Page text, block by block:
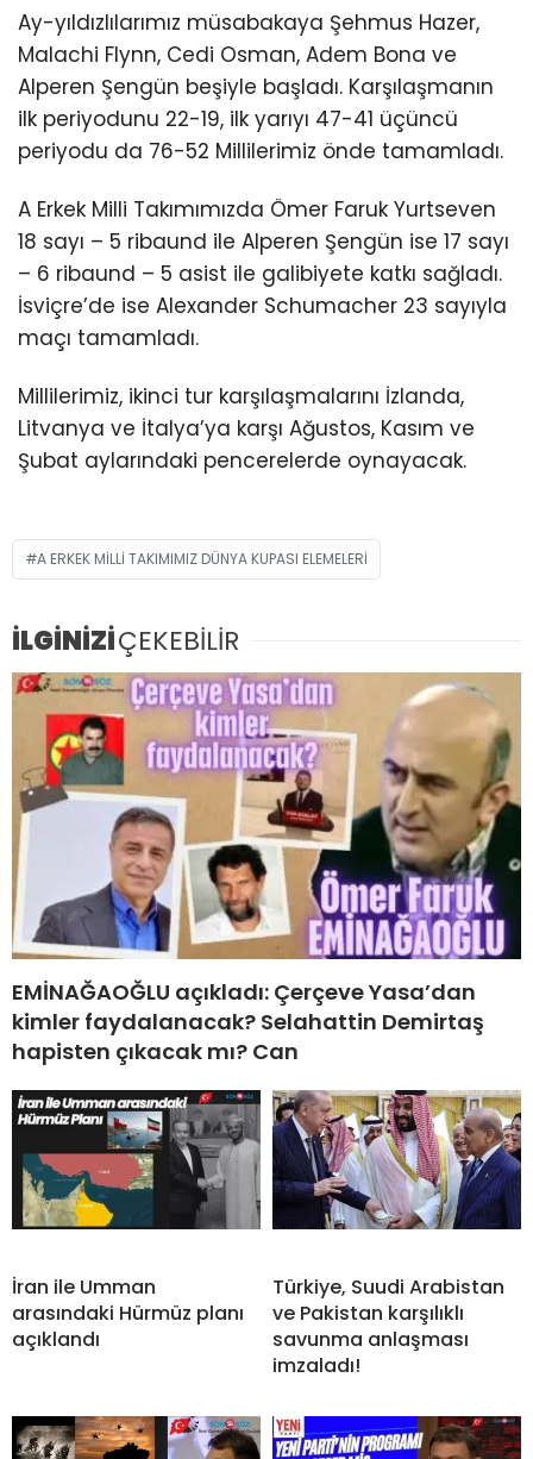
Ay-yıldızlılarımız müsabakaya Şehmus Hazer,
Malachi Flynn, Cedi Osman, Adem Bona ve
Alperen Şengün beşiyle başladı. Karşılaşmanın
ilk periyodunu 22-19, ilk yarıyı 47-41 üçüncü
periyodu da 76-52 Millilerimiz önde tamamladı.
A Erkek Milli Takımımızda Ömer Faruk Yurtseven
18 sayı – 5 ribaund ile Alperen Şengün ise 17 sayı
– 6 ribaund – 5 asist ile galibiyete katkı sağladı.
İsviçre’de ise Alexander Schumacher 23 sayıyla
maçı tamamladı.
Millilerimiz, ikinci tur karşılaşmalarını İzlanda,
Litvanya ve İtalya’ya karşı Ağustos, Kasım ve
Şubat aylarındaki pencerelerde oynayacak.
A ERKEK MILLI TAKIMIMIZ DÜNYA KUPASI ELEMELERI
İLGİNİZİÇEKEBİLİR
EMİNAĞAOĞLU açıkladı: Çerçeve Yasa’dan
kimler faydalanacak? Selahattin Demirtaş
hapisten çıkacak mı? Can
İran ile Umman
arasındaki Hürmüz planı
açıklandı
Türkiye, Suudi Arabistan
ve Pakistan karşılıklı
savunma anlaşması
imzaladı!